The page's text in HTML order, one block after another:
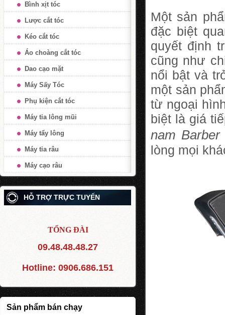
Bình xịt tóc
Lược cắt tóc
Kéo cắt tóc
Áo choàng cắt tóc
Dao cạo mặt
Máy Sấy Tóc
Phụ kiện cắt tóc
Máy tỉa lông mũi
Máy tẩy lông
Máy tỉa râu
Máy cạo râu
HỖ TRỢ TRỰC TUYẾN
TỔNG ĐÀI
09.48.48.48.27
Hotline: 0906.686.151
Sản phẩm bán chạy
Một sản
đặc biệt
quyết định
cũng như
nổi bật và
một sản
từ ngoại
biệt là giá
nam Barber
lòng mọi